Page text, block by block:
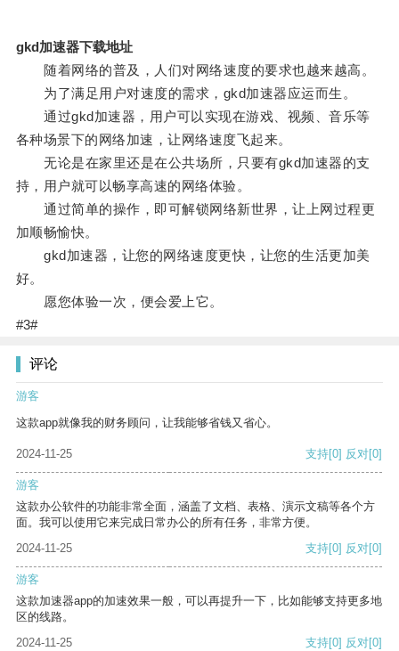
gkd加速器下载地址
随着网络的普及，人们对网络速度的要求也越来越高。
为了满足用户对速度的需求，gkd加速器应运而生。
通过gkd加速器，用户可以实现在游戏、视频、音乐等
各种场景下的网络加速，让网络速度飞起来。
无论是在家里还是在公共场所，只要有gkd加速器的支
持，用户就可以畅享高速的网络体验。
通过简单的操作，即可解锁网络新世界，让上网过程更
加顺畅愉快。
gkd加速器，让您的网络速度更快，让您的生活更加美
好。
愿您体验一次，便会爱上它。
#3#
评论
游客
这款app就像我的财务顾问，让我能够省钱又省心。
2024-11-25 支持[0] 反对[0]
游客
这款办公软件的功能非常全面，涵盖了文档、表格、演示文稿等各个方
面。我可以使用它来完成日常办公的所有任务，非常方便。
2024-11-25
支持[0] 反对[0]
游客
这款加速器app的加速效果一般，可以再提升一下，比如能够支持更多地
区的线路。
2024-11-25
支持[0] 反对[0]